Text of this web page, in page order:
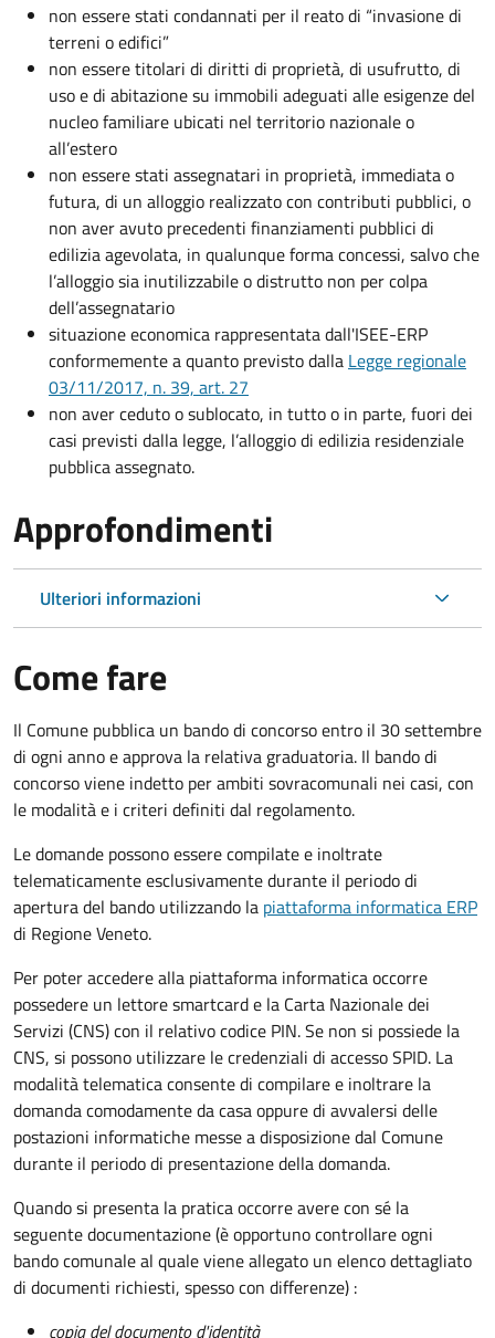
non essere stati condannati per il reato di “invasione di
terreni o edifici”
non essere titolari di diritti di proprietà, di usufrutto, di
uso e di abitazione su immobili adeguati alle esigenze del
nucleo familiare ubicati nel territorio nazionale o
all’estero
non essere stati assegnatari in proprietà, immediata o
futura, di un alloggio realizzato con contributi pubblici, o
non aver avuto precedenti finanziamenti pubblici di
edilizia agevolata, in qualunque forma concessi, salvo che
l’alloggio sia inutilizzabile o distrutto non per colpa
dell’assegnatario
situazione economica rappresentata dall'ISEE-ERP
conformemente a quanto previsto dalla Legge regionale
03/11/2017, n. 39, art. 27
non aver ceduto o sublocato, in tutto o in parte, fuori dei
casi previsti dalla legge, l’alloggio di edilizia residenziale
pubblica assegnato.
Approfondimenti
Ulteriori informazioni
Come fare
Il Comune pubblica un bando di concorso entro il 30 settembre
di ogni anno e approva la relativa graduatoria. Il bando di
concorso viene indetto per ambiti sovracomunali nei casi, con
le modalità e i criteri definiti dal regolamento.
Le domande possono essere compilate e inoltrate
telematicamente esclusivamente durante il periodo di
apertura del bando utilizzando la piattaforma informatica ERP
di Regione Veneto.
Per poter accedere alla piattaforma informatica occorre
possedere un lettore smartcard e la Carta Nazionale dei
Servizi (CNS) con il relativo codice PIN. Se non si possiede la
CNS, si possono utilizzare le credenziali di accesso SPID. La
modalità telematica consente di compilare e inoltrare la
domanda comodamente da casa oppure di avvalersi delle
postazioni informatiche messe a disposizione dal Comune
durante il periodo di presentazione della domanda.
Quando si presenta la pratica occorre avere con sé la
seguente documentazione (è opportuno controllare ogni
bando comunale al quale viene allegato un elenco dettagliato
di documenti richiesti, spesso con differenze) :
copia del documento d'identità